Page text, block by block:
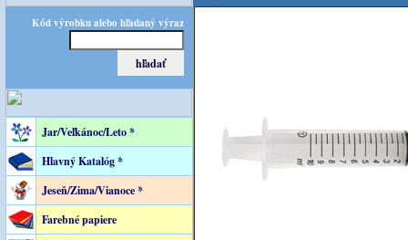
Kód výrobku alebo hľadaný výraz
Jar/Veľkánoc/Leto *
Hlavný Katalóg *
Jeseň/Zima/Vianoce *
Farebné papiere